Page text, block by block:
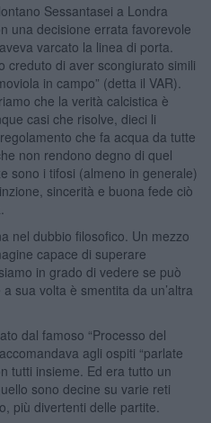
Sessantasei a Londra
una decisione errata favorevole
varcato la linea di porta.
creduto di aver scongiurato simili
in campo” (detta il VAR).
che la verità calcistica è
casi che risolve, dieci li
che fa acqua da tutte
non rendono degno di quel
sono i tifosi (almeno in generale)
sincerità e buona fede ciò
nel dubbio filosofico. Un mezzo
capace di superare
in grado di vedere se può
sua volta è smentita da un’altra
dal famoso “Processo del
agli ospiti “parlate
tutti insieme. Ed era tutto un
sono decine su varie reti
più divertenti delle partite.